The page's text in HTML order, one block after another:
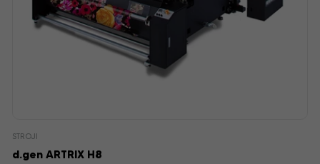
STROJI
d.gen ARTRIX H8